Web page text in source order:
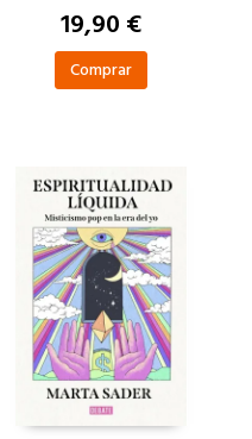
19,90 €
Comprar